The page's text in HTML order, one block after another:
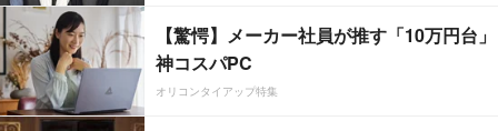
【驚愕】メーカー社員が推す「10万円台」
神コスパPC
オリコンタイアップ特集